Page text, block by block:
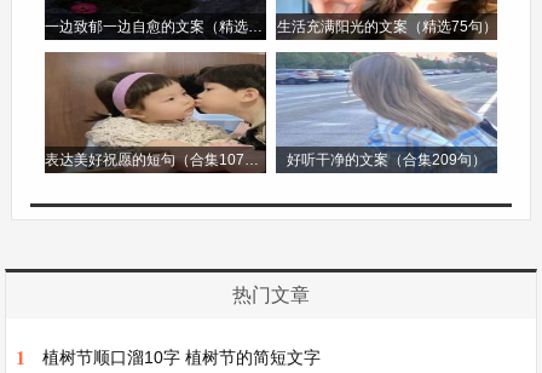
起一朵朵小小的水花，如同我破碎的心。
短文三：《断弦的吉他》
房间的角落里，那把吉他静静地躺着。它的琴弦已
指拂过那断裂的琴弦，一阵刺痛从指尖传来，直抵
一边致郁一边自愈的文案（精选96句） 生活充满阳光的文案（精选75句）
表达美好祝愿的短句（合集107句） 好听干净的文案（合集209句）
热门文章
1 植树节顺口溜10字 植树节的简短文字